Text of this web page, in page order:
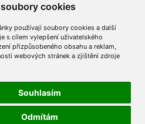
cookies
používají soubory cookies a další
s cílem vylepšení uživatelského
přizpůsobeného obsahu a reklam,
webových stránek a zjištění zdroje
Souhlasím
Odmítám